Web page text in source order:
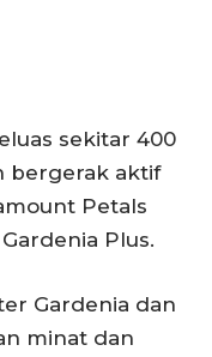
sekitar 400
bergerak aktif
Petals
Plus.
Gardenia dan
minat dan